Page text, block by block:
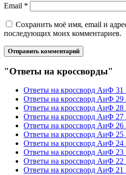
Email *
Сохранить моё имя, email и
последующих моих комментариев.
"Ответы на кроссворды"
Ответы на кроссворд АиФ 31
Ответы на кроссворд АиФ 29
Ответы на кроссворд АиФ 28
Ответы на кроссворд АиФ 27
Ответы на кроссворд АиФ 26
Ответы на кроссворд АиФ 25
Ответы на кроссворд АиФ 24
Ответы на кроссворд АиФ 23
Ответы на кроссворд АиФ 22
Ответы на кроссворд АиФ 21